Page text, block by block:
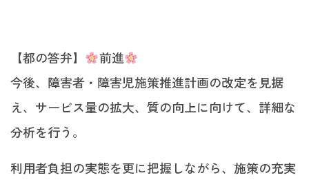
【都の答弁】
前進
今後、障害者・障害児施策推進計画の改定を見据
え、サービス量の拡大、質の向上に向けて、詳細な
分析を行う。
利用者負担の実態を更に把握しながら、施策の充実